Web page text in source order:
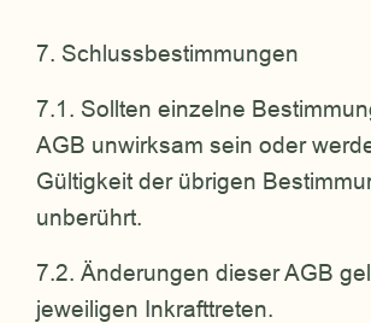
7. Schlussbestimmungen
7.1. Sollten einzelne
AGB unwirksam sein oder
Gültigkeit der übrigen
unberührt.
7.2. Änderungen dieser AGB
jeweiligen Inkrafttreten.